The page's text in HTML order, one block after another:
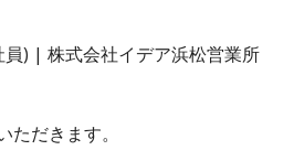
) | 株式会社イデア浜松営業所
だきます。